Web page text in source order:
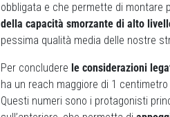
obbligata e che permette di montare
della capacità smorzante di alto
pessima qualità media delle nostre
Per concludere le considerazioni
ha un reach maggiore di 1
Questi numeri sono i protagonisti